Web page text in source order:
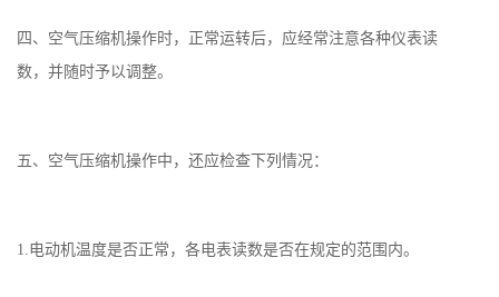
四、空气压缩机操作时，正常运转后，应经常注意各种仪表读
数，并随时予以调整。
五、空气压缩机操作中，还应检查下列情况：
1.电动机温度是否正常，各电表读数是否在规定的范围内。